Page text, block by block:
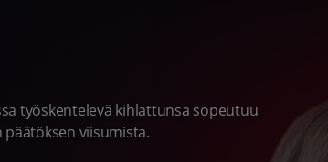
työskentelevä kihlattunsa sopeutuu
päätöksen viisumista.